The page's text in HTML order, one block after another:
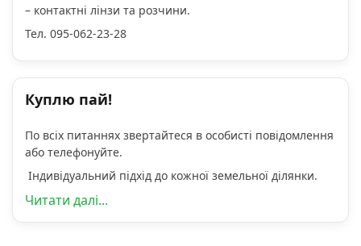
– контактні лінзи та розчини.
Тел. 095-062-23-28
Куплю пай!
По всіх питаннях звертайтеся в особисті повідомлення
або телефонуйте.
Індивідуальний підхід до кожної земельної ділянки.
Читати далі...